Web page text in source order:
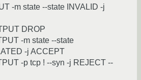
-m state --state INVALID -j
DROP
-m state --state
-j ACCEPT
-p tcp ! --syn -j REJECT --